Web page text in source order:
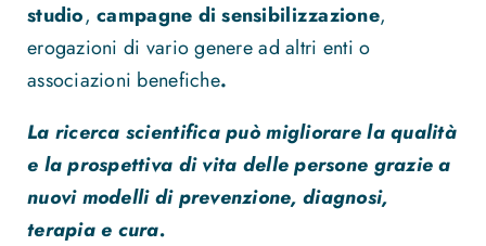
studio,campagne di sensibilizzazione,
erogazioni di vario genere ad altri enti o
associazioni benefiche.
La ricerca scientifica può migliorare la qualità
e la prospettiva di vita delle persone grazie a
nuovi modelli di prevenzione, diagnosi,
terapia e cura.